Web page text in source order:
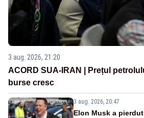
3 aug. 2026, 21:20
ACORD SUA-IRAN | Prețul
burse cresc
3 aug. 2026, 20:47
Elon Musk a